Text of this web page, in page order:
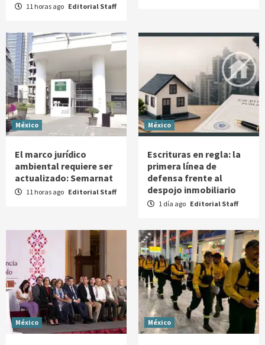
11 horas ago Editorial Staff
México
El marco jurídico
ambiental requiere ser
actualizado: Semarnat
11 horas ago Editorial Staff
México
Escrituras en regla: la
primera línea de
defensa frente al
despojo inmobiliario
1 día ago Editorial Staff
México México